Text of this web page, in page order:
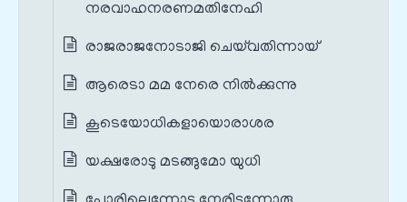
നരവാഹനരണമതിനേഹി
രാജരാജനോടാജി ചെയ്‌വതിന്നായ്
ആരെടാ മമ നേരെ നിൽക്കുന്നു
കൂടെയോധികളായൊരാശര
യക്ഷരോടു മടങ്ങുമോ യുധി